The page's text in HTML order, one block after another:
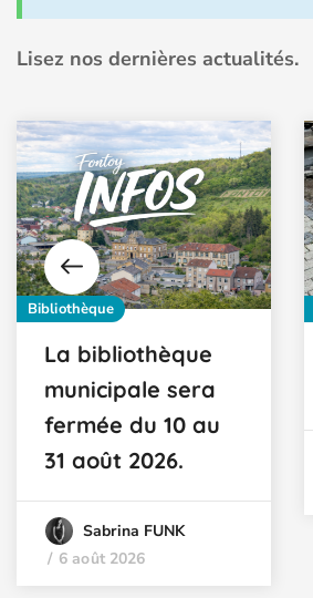
Lisez nos dernières actualités.
Bibliothèque
La bibliothèque
municipale sera
fermée du 10 au
31 août 2026.
Sabrina FUNK
6 août 2026